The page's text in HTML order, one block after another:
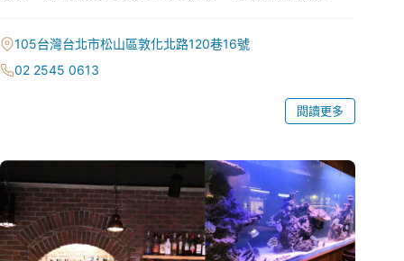
105台灣台北市松山區敦化北路120巷16號
02 2545 0613
閱讀更多